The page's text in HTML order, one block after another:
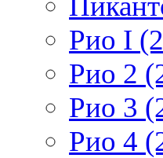
Рио I
Рио 2
Рио 3
Рио 4